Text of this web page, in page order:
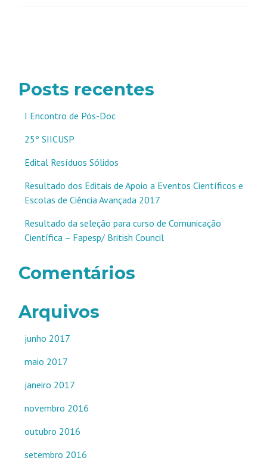
Posts recentes
I Encontro de Pós-Doc
25º SIICUSP
Edital Resíduos Sólidos
Resultado dos Editais de Apoio a Eventos Científicos e
Escolas de Ciência Avançada 2017
Resultado da seleção para curso de Comunicação
Científica – Fapesp/ British Council
Comentários
Arquivos
junho 2017
maio 2017
janeiro 2017
novembro 2016
outubro 2016
setembro 2016